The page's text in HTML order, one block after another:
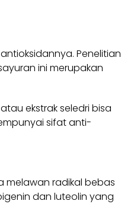
Penelitian
ini merupakan
ekstrak seledri bisa
sifat anti-
melawan radikal bebas
dan luteolin yang